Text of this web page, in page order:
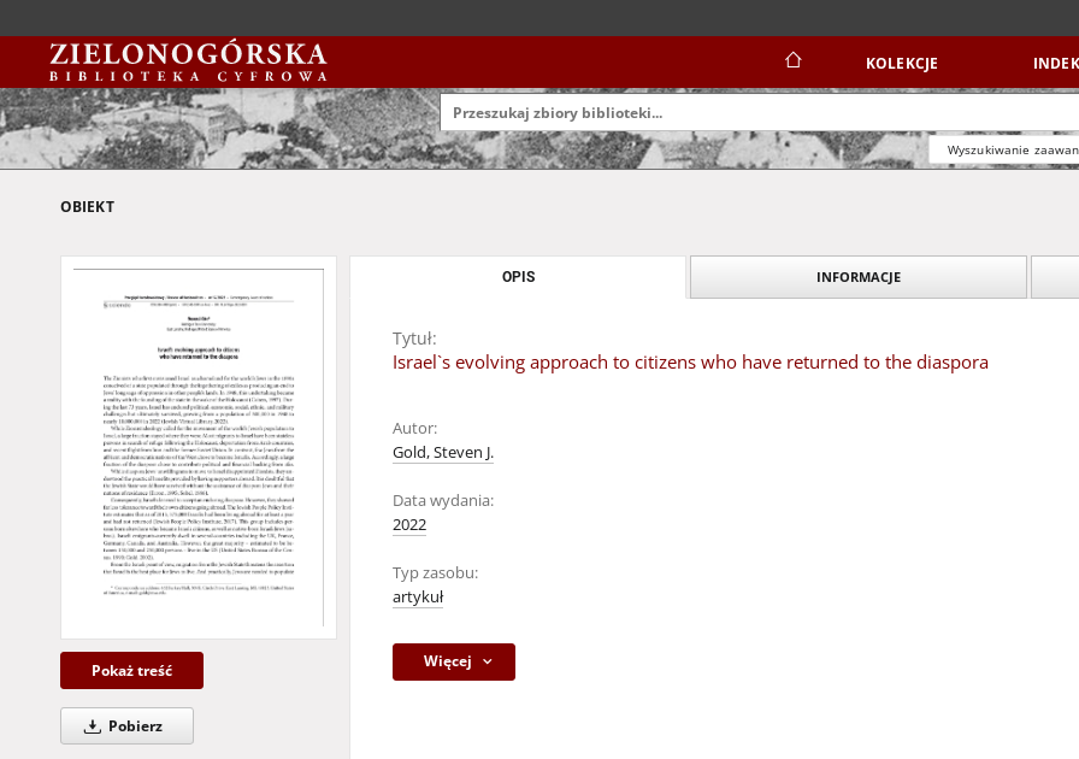
KOLEKCJE
Wyszukiwanie
OBIEKT
Pokaż treść
Pobierz
OPIS INFORMACJE
Tytuł:
Israel`s evolving approach to citizens who have returned to the diaspora
Autor:
Gold, Steven J.
Data wydania:
2022
Typ zasobu:
artykuł
Więcej